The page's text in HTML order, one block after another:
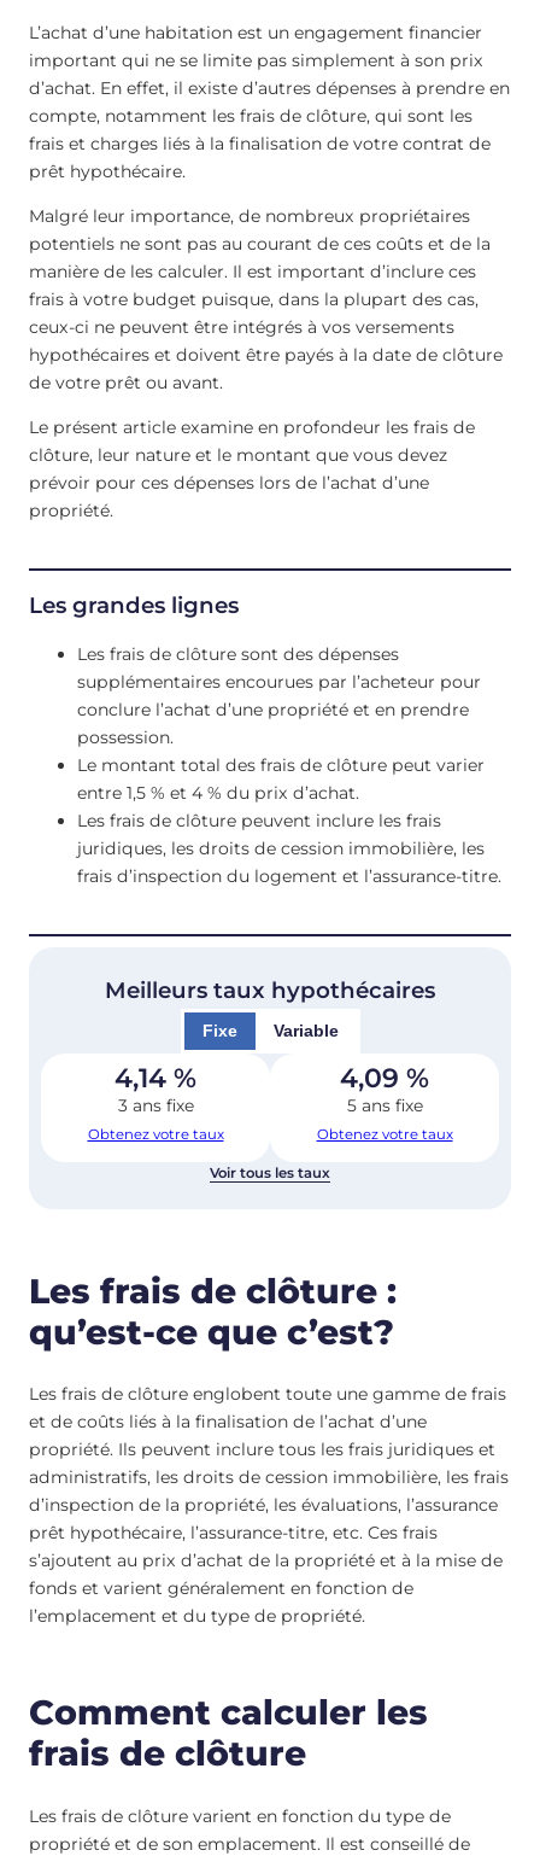
L’achat d’une habitation est un engagement financier
important qui ne se limite pas simplement à son prix
d’achat. En effet, il existe d’autres dépenses à prendre en
compte, notamment les frais de clôture, qui sont les
frais et charges liés à la finalisation de votre contrat de
prêt hypothécaire.
Malgré leur importance, de nombreux propriétaires
potentiels ne sont pas au courant de ces coûts et de la
manière de les calculer. Il est important d’inclure ces
frais à votre budget puisque, dans la plupart des cas,
ceux-ci ne peuvent être intégrés à vos versements
hypothécaires et doivent être payés à la date de clôture
de votre prêt ou avant.
Le présent article examine en profondeur les frais de
clôture, leur nature et le montant que vous devez
prévoir pour ces dépenses lors de l’achat d’une
propriété.
Les grandes lignes
Les frais de clôture sont des dépenses
supplémentaires encourues par l’acheteur pour
conclure l’achat d’une propriété et en prendre
possession.
Le montant total des frais de clôture peut varier
entre 1,5 % et 4 % du prix d’achat.
Les frais de clôture peuvent inclure les frais
juridiques, les droits de cession immobilière, les
frais d’inspection du logement et l’assurance-titre.
Meilleurs taux hypothécaires
Fixe Variable
4,14 %
3 ans fixe
Obtenez votre taux
4,09 %
5 ans fixe
Obtenez votre taux
Voir tous les taux
Les frais de clôture :
qu’est-ce que c’est?
Les frais de clôture englobent toute une gamme de frais
et de coûts liés à la finalisation de l’achat d’une
propriété. Ils peuvent inclure tous les frais juridiques et
administratifs, les droits de cession immobilière, les frais
d’inspection de la propriété, les évaluations, l’assurance
prêt hypothécaire, l’assurance-titre, etc. Ces frais
s’ajoutent au prix d’achat de la propriété et à la mise de
fonds et varient généralement en fonction de
l’emplacement et du type de propriété.
Comment calculer les
frais de clôture
Les frais de clôture varient en fonction du type de
propriété et de son emplacement. Il est conseillé de